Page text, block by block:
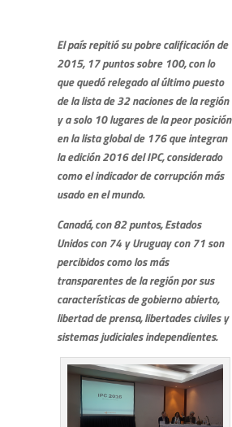
El país repitió su pobre calificación de
2015, 17 puntos sobre 100, con lo
que quedó relegado al último puesto
de la lista de 32 naciones de la región
y a solo 10 lugares de la peor posición
en la lista global de 176 que integran
la edición 2016 del IPC, considerado
como el indicador de corrupción más
usado en el mundo.
Canadá, con 82 puntos, Estados
Unidos con 74 y Uruguay con 71 son
percibidos como los más
transparentes de la región por sus
características de gobierno abierto,
libertad de prensa, libertades civiles y
sistemas judiciales independientes.